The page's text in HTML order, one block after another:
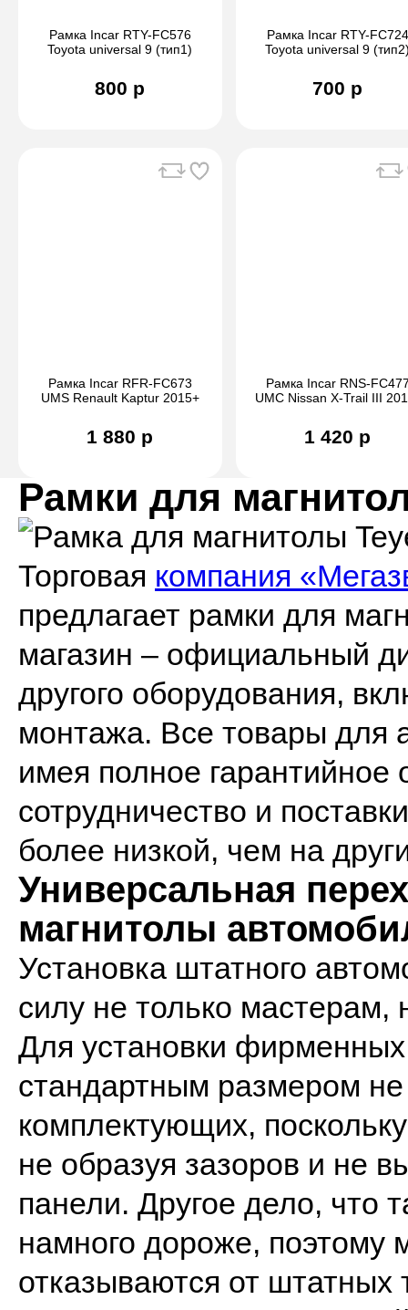
Рамка Incar RTY-FC576
Toyota universal 9 (тип1)
800 р
Рамка Incar RTY-FC724
Toyota universal 9
700 р
Рамка Incar RFR-FC673
UMS Renault Kaptur 2015+
1 880 р
Рамка Incar RNS-
UMC Nissan X-Trail III
частью,10"
1 420 р
Рамки для
Торговая компания
предлагает рамки для
магазин – официальный
другого оборудования,
монтажа. Все товары для
имея полное
сотрудничество и
более низкой, чем на
Универсальная
магнитолы
Установка штатного
силу не только
Для установки
стандартным размером
комплектующих,
не образуя зазоров и не
панели. Другое дело, что
намного дороже, поэтому
отказываются от штатных